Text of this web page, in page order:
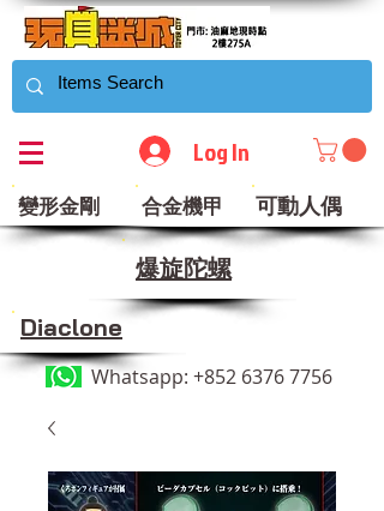
Log In
變形金剛 合金機甲 可動人偶
​爆旋陀螺
Diaclone
Whatsapp: +852 6376 7756